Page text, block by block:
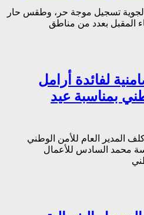
الجوية تسجيل موجة حر، وطقس حار
المقبل بعدد من مناطق
لفائدة أرامل
بمناسبة عيد
المدير العام للأمن الوطني
محمد السادس للأعمال